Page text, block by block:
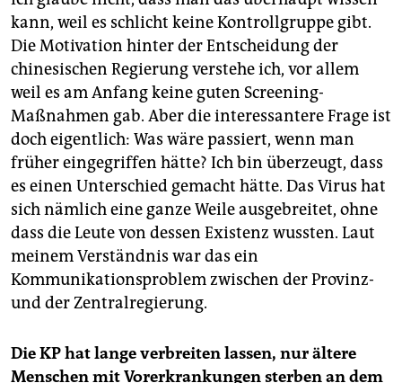
kann, weil es schlicht keine Kontrollgruppe gibt.
Die Motivation hinter der Entscheidung der
chinesischen Regierung verstehe ich, vor allem
weil es am Anfang keine guten Screening-
Maßnahmen gab. Aber die interessantere Frage ist
doch eigentlich: Was wäre passiert, wenn man
früher eingegriffen hätte? Ich bin überzeugt, dass
es einen Unterschied gemacht hätte. Das Virus hat
sich nämlich eine ganze Weile ausgebreitet, ohne
dass die Leute von dessen Existenz wussten. Laut
meinem Verständnis war das ein
Kommunikationsproblem zwischen der Provinz-
und der Zentralregierung.
Die KP hat lange verbreiten lassen, nur ältere
Menschen mit Vorerkrankungen sterben an dem